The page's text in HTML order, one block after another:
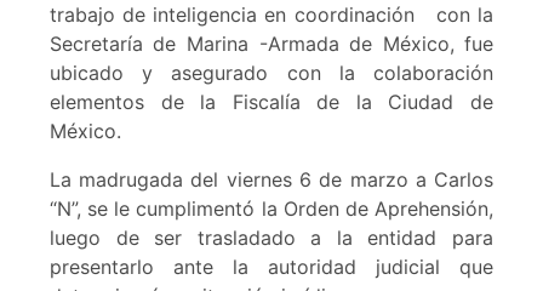
trabajo de inteligencia en coordinación con la
Secretaría de Marina -Armada de México, fue
ubicado y asegurado con la colaboración
elementos de la Fiscalía de la Ciudad de
México.
La madrugada del viernes 6 de marzo a Carlos
“N”, se le cumplimentó la Orden de Aprehensión,
luego de ser trasladado a la entidad para
presentarlo ante la autoridad judicial que